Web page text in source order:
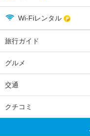
Wi-Fiレンタル
旅行ガイド
グルメ
交通
クチコミ